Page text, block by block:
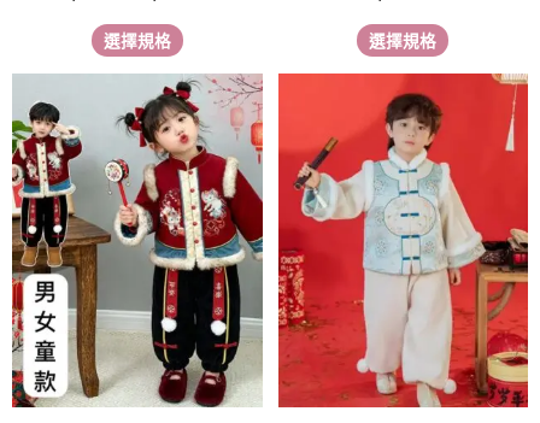
選擇規格
擇
選
選擇規格
擇
選
產
品
有
多
種
款
式。
可
產
此
產
品
有
多
種
款
式。
可
在
產